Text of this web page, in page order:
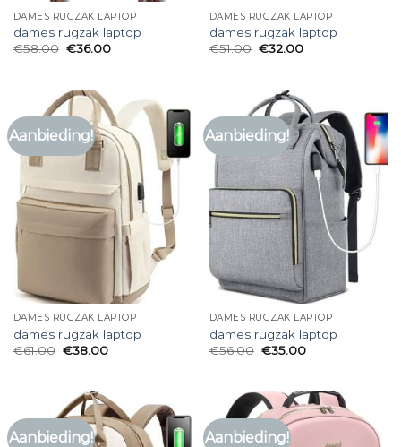
DAMES RUGZAK LAPTOP
dames rugzak laptop
€58.00 €36.00
DAMES RUGZAK LAPTOP
dames rugzak laptop
€51.00 €32.00
Aanbieding!
DAMES RUGZAK LAPTOP
dames rugzak laptop
€61.00 €38.00
Aanbieding!
DAMES RUGZAK LAPTOP
dames rugzak laptop
€56.00 €35.00
Aanbieding! Aanbieding!